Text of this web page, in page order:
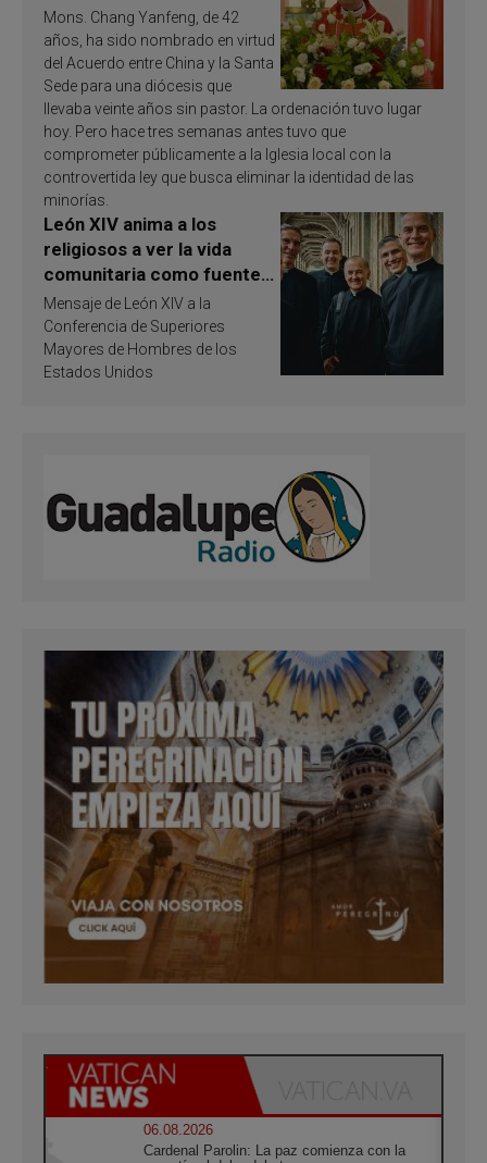
Mons. Chang Yanfeng, de 42
años, ha sido nombrado en virtud
del Acuerdo entre China y la Santa
Sede para una diócesis que
llevaba veinte años sin pastor. La ordenación tuvo lugar
hoy. Pero hace tres semanas antes tuvo que
comprometer públicamente a la Iglesia local con la
controvertida ley que busca eliminar la identidad de las
minorías.
León XIV anima a los
religiosos a ver la vida
comunitaria como fuente
de inspiración y
santificación
Mensaje de León XIV a la
Conferencia de Superiores
Mayores de Hombres de los
Estados Unidos
06.08.2026
Cardenal Parolin: La paz comienza con la